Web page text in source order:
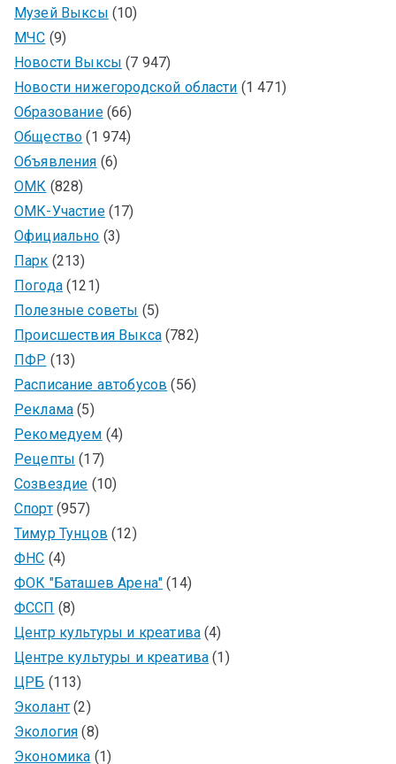
Музей Выксы (10)
МЧС (9)
Новости Выксы (7 947)
Новости нижегородской области (1 471)
Образование(66)
Общество (1 974)
Объявления (6)
ОМК (828)
ОМК-Участие(17)
Официально (3)
Парк (213)
Погода(121)
Полезные советы (5)
Происшествия Выкса(782)
ПФР (13)
Расписание автобусов (56)
Реклама (5)
Рекомедуем (4)
Рецепты (17)
Созвездие (10)
Спорт(957)
Тимур Тунцов (12)
ФНС (4)
ФОК "Баташев Арена" (14)
ФССП (8)
Центр культуры и креатива (4)
Центре культуры и креатива (1)
ЦРБ (113)
Эколант (2)
Экология (8)
Экономика (1)